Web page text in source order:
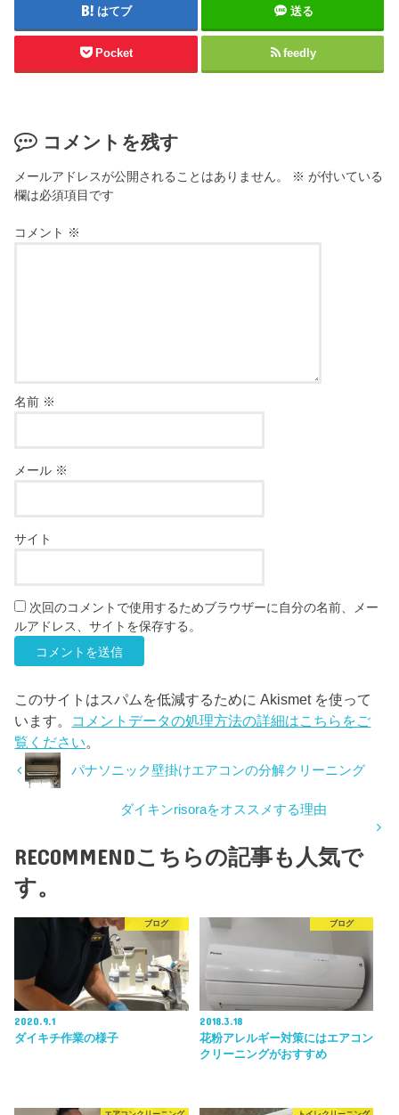
はてブ 送る
Pocket feedly
コメントを残す
メールアドレスが公開されることはありません。 ※ が付いている
欄は必須項目です
コメント ※
名前 ※
メール ※
サイト
次回のコメントで使用するためブラウザーに自分の名前、メー
ルアドレス、サイトを保存する。
このサイトはスパムを低減するために Akismet を使って
います。 コメントデータの処理方法の詳細はこちらをご
覧ください。
パナソニック壁掛けエアコンの分解クリーニング
ダイキンrisoraをオススメする理由
RECOMMENDこちらの記事も人気で
す。
ブログ
2020.9.1
ダイキチ作業の様子
ブログ
2018.3.18
花粉アレルギー対策にはエアコン
クリーニングがおすすめ